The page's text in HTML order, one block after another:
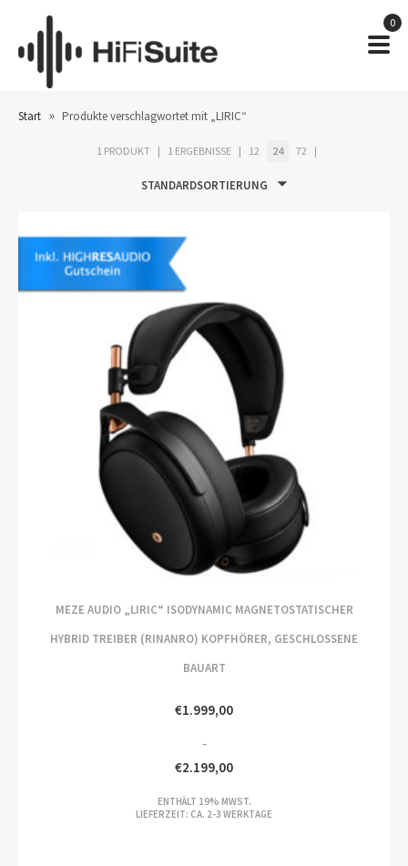
0
Start » Produkte verschlagwortet mit „LIRIC“
1 PRODUKT 1 ERGEBNISSE 12 24 72
STANDARDSORTIERUNG
MEZE AUDIO „LIRIC“ ISODYNAMIC MAGNETOSTATISCHER
HYBRID TREIBER (RINANRO) KOPFHÖRER, GESCHLOSSENE
BAUART
€1.999,00
–
€2.199,00
ENTHÄLT 19% MWST.
LIEFERZEIT: CA. 2-3 WERKTAGE